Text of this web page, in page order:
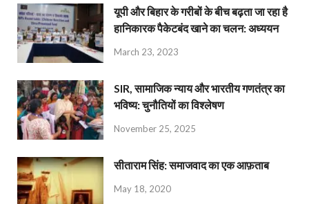
यूपी और बिहार के गरीबों के बीच बढ़ता जा रहा है
हानिकारक पैकेटबंद खाने का चलन: अध्ययन
March 23, 2023
SIR, सामाजिक न्याय और भारतीय गणतंत्र का
भविष्य: चुनौतियों का विश्लेषण
November 25, 2025
सीताराम सिंह: समाजवाद का एक आफ़ताब
May 18, 2020